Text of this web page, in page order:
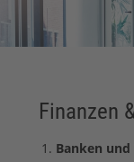
Finanzen
Banken